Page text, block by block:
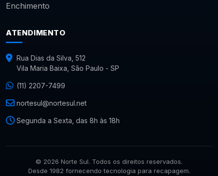
Enchimento
ATENDIMENTO
Rua Dias da Silva, 512
Vila Maria Baixa, São Paulo - SP
(11) 2207-7499
nortesul@nortesul.net
Segunda a Sexta, das 8h às 18h
© 2026 Norte Sul. Todos os direitos reservados.
Desde 1982 fornecendo tecnologia para recapagem.